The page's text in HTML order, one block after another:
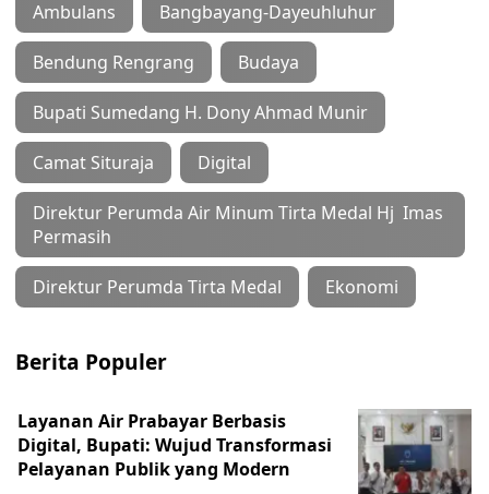
Ambulans Bangbayang-Dayeuhluhur
Bendung Rengrang Budaya
Bupati Sumedang H. Dony Ahmad Munir
Camat Situraja Digital
Direktur Perumda Air Minum Tirta Medal Hj Imas
Permasih
Direktur Perumda Tirta Medal Ekonomi
Berita Populer
Layanan Air Prabayar Berbasis
Digital, Bupati: Wujud Transformasi
Pelayanan Publik yang Modern